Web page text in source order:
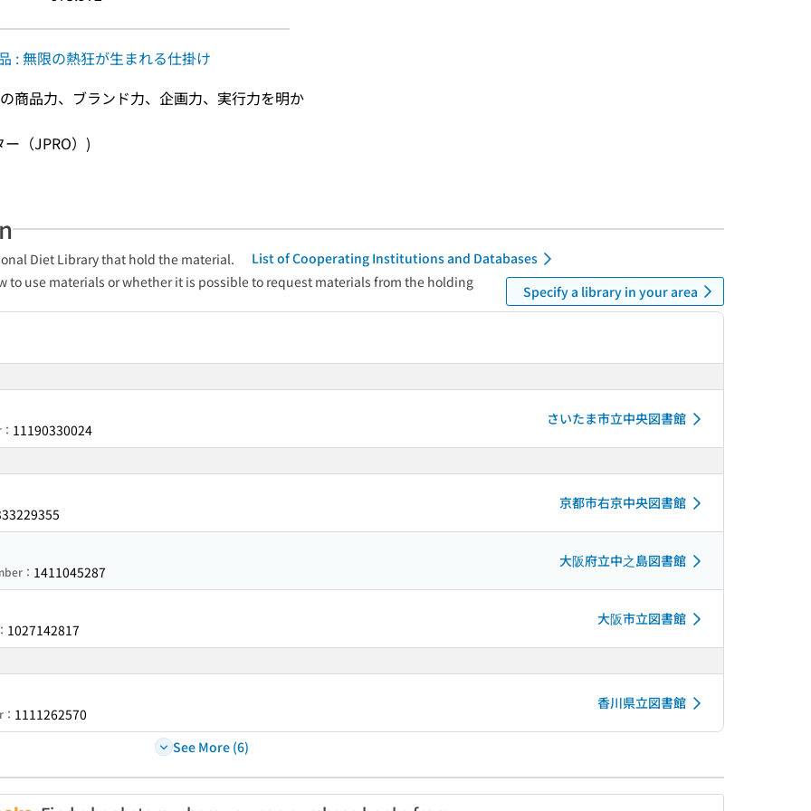
: 無限の熱狂が生まれる仕掛け
商品力、ブランド力、企画力、実行力を明か
（JPRO）)
Diet Library that hold the material.
List of Cooperating Institutions and Databases
to use materials or whether it is possible to request materials from the holding
Specify a library in your area
11190330024
さいたま市立中央図書館
京都市右京中央図書館
： 1411045287
大阪府立中之島図書館
1027142817
大阪市立図書館
1111262570
香川県立図書館
See More (6)